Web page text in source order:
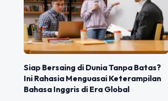
Siap Bersaing di Dunia Tanpa Batas?
Ini Rahasia Menguasai Keterampilan
Bahasa Inggris di Era Global